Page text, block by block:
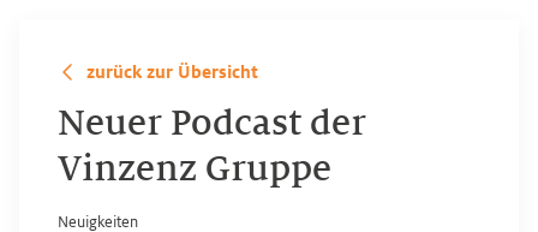
zurück zur Übersicht
Neuer Podcast der
Vinzenz Gruppe
Neuigkeiten